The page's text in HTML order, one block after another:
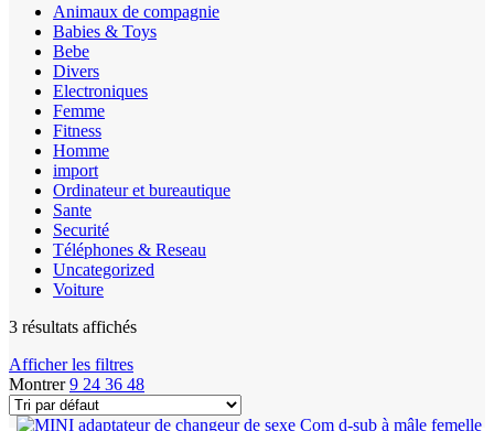
Animaux de compagnie
Babies & Toys
Bebe
Divers
Electroniques
Femme
Fitness
Homme
import
Ordinateur et bureautique
Sante
Securité
Téléphones & Reseau
Uncategorized
Voiture
3 résultats affichés
Afficher les filtres
Montrer9 24 36 48